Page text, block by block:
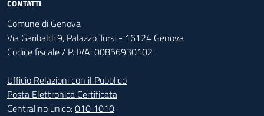
CONTATTI
Comune di Genova
Via Garibaldi 9, Palazzo Tursi - 16124 Genova
Codice fiscale / P. IVA: 00856930102
Ufficio Relazioni con il Pubblico
Posta Elettronica Certificata
Centralino unico:010 1010